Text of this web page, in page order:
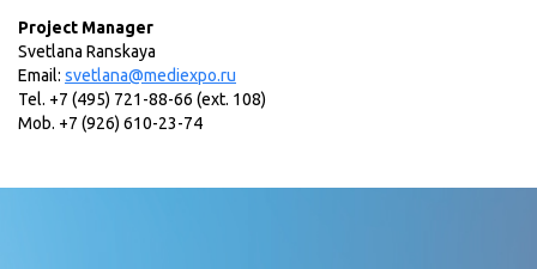
Project Manager
Svetlana Ranskaya
Email: svetlana@mediexpo.ru
Tel. +7 (495) 721-88-66 (ext. 108)
Mob. +7 (926) 610-23-74